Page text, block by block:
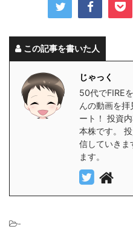
この記事を書いた人
じゃっく
50代でFIRE
んの動画を
ート！ 投資
本株です。
信していきま
ます。
-